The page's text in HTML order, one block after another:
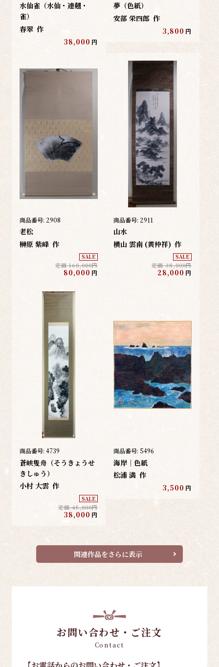
水仙雀（水仙・連翹・
雀）
春翠 作
38,000 円
夢（色紙）
安部 栄四郎 作
3,800 円
商品番号: 2908
老松
榊原 紫峰 作
SALE
定価 160,000円
80,000 円
商品番号: 2911
山水
横山 雲南 (黄仲祥) 作
SALE
定価 38,000円
28,000 円
商品番号: 4739
蒼峡隻舟（そうきょうせ
きしゅう）
小村 大雲 作
SALE
定価 45,000円
38,000 円
商品番号: 5496
海岸｜色紙
松浦 満 作
3,500 円
関連作品をさらに表示
お問い合わせ・ご注文
Contact